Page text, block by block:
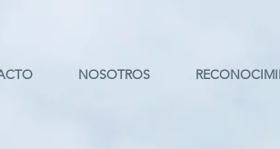
NOSOTROS